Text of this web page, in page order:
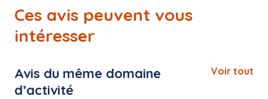
Ces avis peuvent vous
intéresser
Avis du même domaine
d’activité
Voir tout